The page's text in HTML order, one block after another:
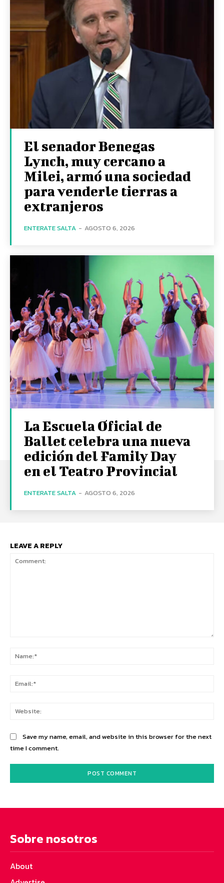
El senador Benegas
Lynch, muy cercano a
Milei, armó una sociedad
para venderle tierras a
extranjeros
ENTERATE SALTA - AGOSTO 6, 2026
La Escuela Oficial de
Ballet celebra una nueva
edición del Family Day
en el Teatro Provincial
ENTERATE SALTA - AGOSTO 6, 2026
LEAVE A REPLY
Save my name, email, and website in this browser for the next
time I comment.
Sobre nosotros
About